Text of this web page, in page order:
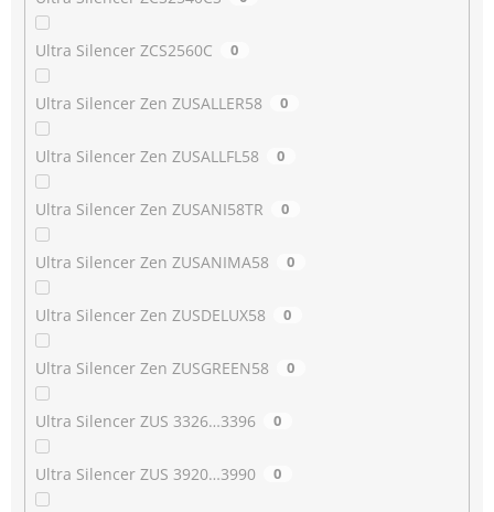
Ultra Silencer ZCS2560C 0
Ultra Silencer Zen ZUSALLER58 0
Ultra Silencer Zen ZUSALLFL58 0
Ultra Silencer Zen ZUSANI58TR 0
Ultra Silencer Zen ZUSANIMA58 0
Ultra Silencer Zen ZUSDELUX58 0
Ultra Silencer Zen ZUSGREEN58 0
Ultra Silencer ZUS 3326…3396 0
Ultra Silencer ZUS 3920…3990 0